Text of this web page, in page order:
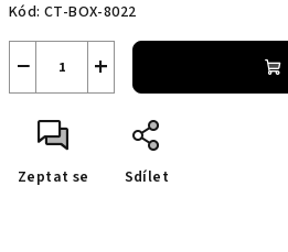
Kód: CT-BOX-8022
+
−
Zeptat se Sdílet